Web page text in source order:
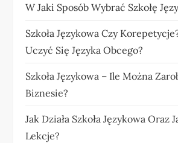
W Jaki Sposób Wybrać Szkołę
Szkoła Językowa Czy
Uczyć Się Języka Obcego?
Szkoła Językowa – Ile Można
Biznesie?
Jak Działa Szkoła Językowa Oraz
Lekcje?